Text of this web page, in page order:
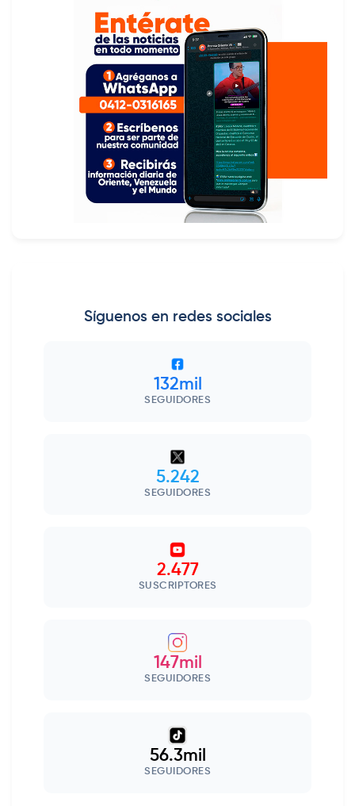
Síguenos en redes sociales
132mil
SEGUIDORES
5.242
SEGUIDORES
2.477
SUSCRIPTORES
147mil
SEGUIDORES
56.3mil
SEGUIDORES